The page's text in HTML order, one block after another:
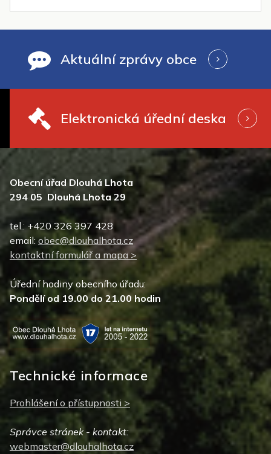
Aktuální zprávy obce
Elektronická úřední deska
Obecní úřad Dlouhá Lhota
294 05 Dlouhá Lhota 29
tel.: +420 326 397 428
email: obec@dlouhalhota.cz
kontaktní formulář a mapa >
Úřední hodiny obecního úřadu:
Pondělí od 19.00 do 21.00 hodin
Technické informace
Prohlášení o přístupnosti >
Správce stránek - kontakt:
webmaster@dlouhalhota.cz